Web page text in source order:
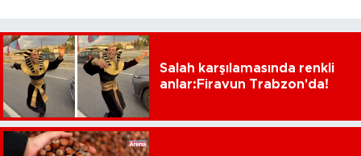
Salah karşılamasında renkli
anlar:Firavun Trabzon'da!